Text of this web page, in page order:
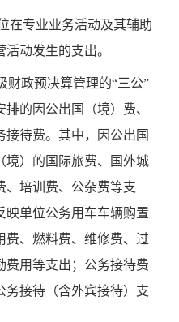
在专业业务活动及其辅助
动发生的支出。
财政预决算管理的“三公”
的因公出国（境）费、
接待费。其中，因公出国
境）的国际旅费、国外城
、培训费、公杂费等支
映单位公务用车车辆购置
费、燃料费、维修费、过
费用等支出；公务接待费
务接待（含外宾接待）支